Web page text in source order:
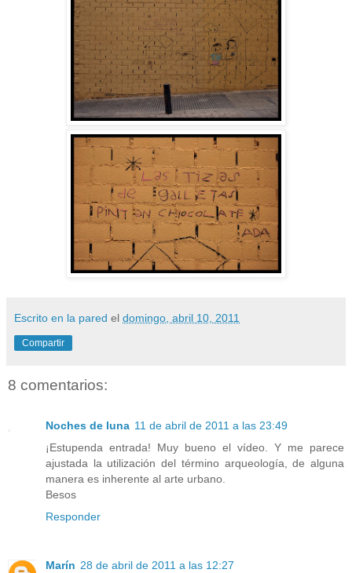
Escrito en la pared el domingo, abril 10, 2011
Compartir
8 comentarios:
Noches de luna 11 de abril de 2011 a las 23:49
¡Estupenda entrada! Muy bueno el vídeo. Y me parece
ajustada la utilización del término arqueología, de alguna
manera es inherente al arte urbano.
Besos
Responder
Marín 28 de abril de 2011 a las 12:27